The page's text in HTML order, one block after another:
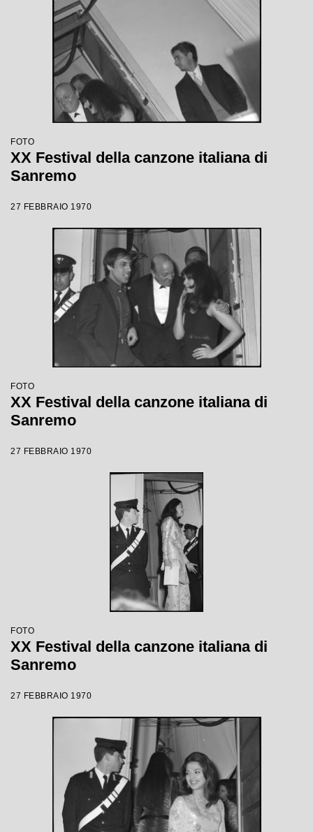
FOTO
XX Festival della canzone italiana di
Sanremo
27 FEBBRAIO 1970
FOTO
XX Festival della canzone italiana di
Sanremo
27 FEBBRAIO 1970
FOTO
XX Festival della canzone italiana di
Sanremo
27 FEBBRAIO 1970